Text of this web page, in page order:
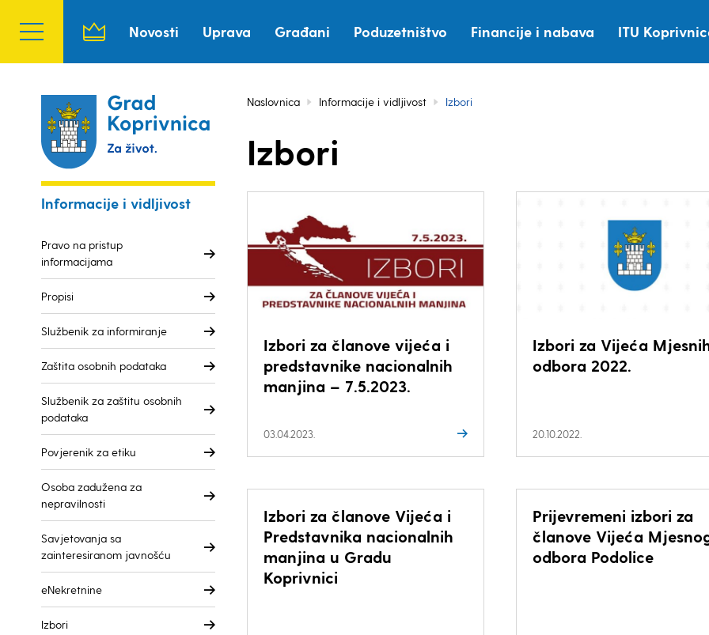
Novosti Uprava Građani Poduzetništvo Financije i nabava ITU
Informacije i vidljivost
Pravo na pristup
informacijama
Propisi
Službenik za informiranje
Zaštita osobnih podataka
Službenik za zaštitu osobnih
podataka
Povjerenik za etiku
Osoba zadužena za
nepravilnosti
Savjetovanja sa
zainteresiranom javnošću
eNekretnine
Izbori
Naslovnica Informacije i vidljivost Izbori
Izbori
Izbori za članove vijeća i
predstavnike nacionalnih
manjina – 7.5.2023.
03.04.2023.
Izbori za Vijeća
odbora 2022.
20.10.2022.
Izbori za članove Vijeća i
Predstavnika nacionalnih
manjina u Gradu
Koprivnici
Prijevremeni izbori za
članove Vijeća
odbora Podolice